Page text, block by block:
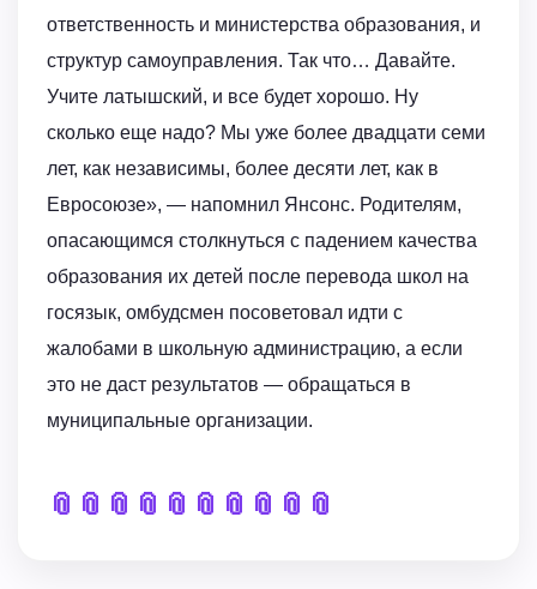
ответственность и министерства образования, и
структур самоуправления. Так что… Давайте.
Учите латышский, и все будет хорошо. Ну
сколько еще надо? Мы уже более двадцати семи
лет, как независимы, более десяти лет, как в
Евросоюзе», — напомнил Янсонс. Родителям,
опасающимся столкнуться с падением качества
образования их детей после перевода школ на
госязык, омбудсмен посоветовал идти с
жалобами в школьную администрацию, а если
это не даст результатов — обращаться в
муниципальные организации.
📎 📎 📎 📎 📎 📎 📎 📎 📎 📎